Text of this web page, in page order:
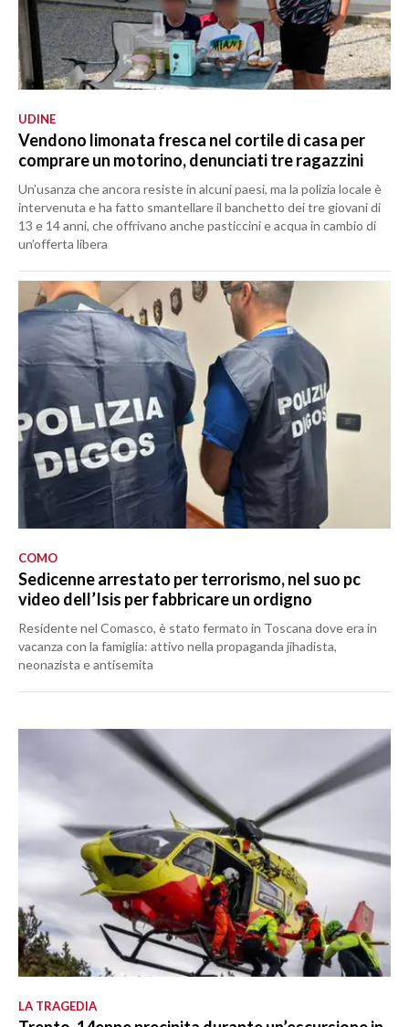
UDINE
Vendono limonata fresca nel cortile di casa per
comprare un motorino, denunciati tre ragazzini
Un’usanza che ancora resiste in alcuni paesi, ma la polizia locale è
intervenuta e ha fatto smantellare il banchetto dei tre giovani di
13 e 14 anni, che offrivano anche pasticcini e acqua in cambio di
un’offerta libera
COMO
Sedicenne arrestato per terrorismo, nel suo pc
video dell’Isis per fabbricare un ordigno
Residente nel Comasco, è stato fermato in Toscana dove era in
vacanza con la famiglia: attivo nella propaganda jihadista,
neonazista e antisemita
LA TRAGEDIA